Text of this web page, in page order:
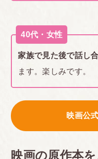
40代・女性
家族で見た後で話し
ます。楽しみです。
映画公
映画の原作本